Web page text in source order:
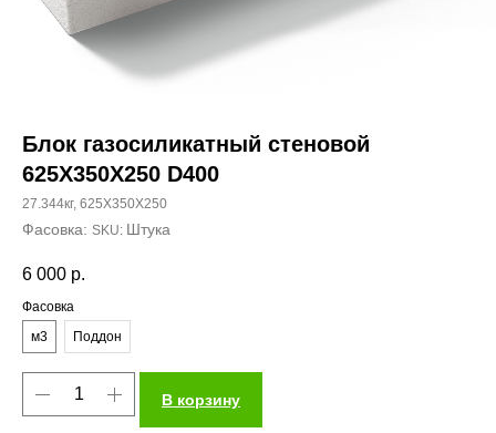
Блок газосиликатный стеновой
625X350Х250 D400
27.344кг, 625X350Х250
SKU: Штука
6 000 р.
Фасовка
м3
Поддон
В корзину